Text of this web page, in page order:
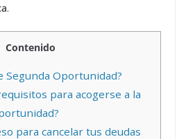
.
Contenido
Segunda Oportunidad?
para acogerse a la
para cancelar tus deudas